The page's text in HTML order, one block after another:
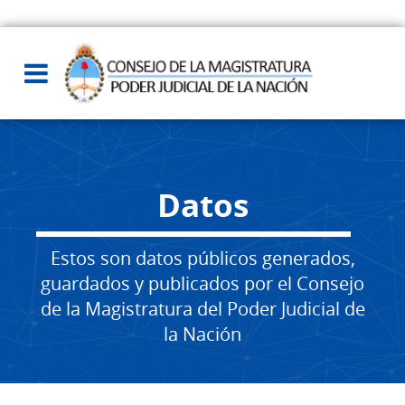
Datos
Estos son datos públicos generados,
guardados y publicados por el Consejo
de la Magistratura del Poder Judicial de
la Nación